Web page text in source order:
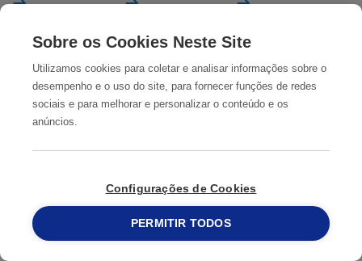
Desbaratização
em Viana do
Castelo
Desbaratização
em Vila Flor
Desbaratização
em Vila Nova da
Telha
em Vila Nova de
em Vila Nova de
em Vila Nova de
Desbaratização
em Vila Nova de
Desbaratização
em Vila Pouca de
Desbaratização
em Vila Real
215 913 019
Sobre os Cookies Neste Site
Utilizamos cookies para coletar e analisar informações sobre o
desempenho e o uso do site, para fornecer funções de redes
sociais e para melhorar e personalizar o conteúdo e os
anúncios.
Configurações de Cookies
PERMITIR TODOS